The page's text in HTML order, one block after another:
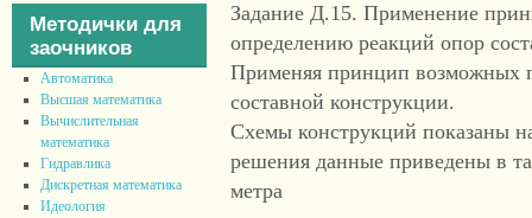
Методички для
заочников
Автоматика
Высшая математика
Вычислительная
математика
Гидравлика
Дискретная математика
Идеология
Задание Д.15. Применение
определению реакций опор
Применяя принцип возможных
составной конструкции.
Схемы конструкций показаны
решения данные приведены в
метра